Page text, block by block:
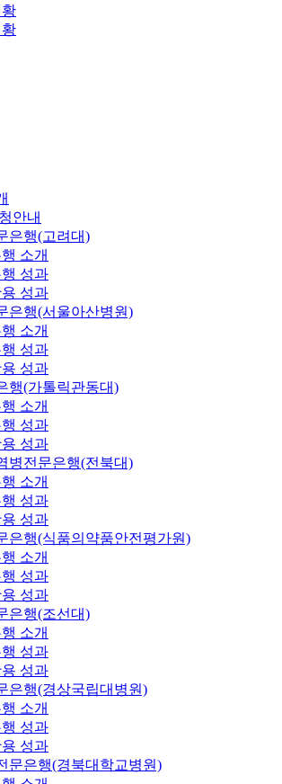
안내
은행(고려대)
소개
성과
성과
은행(서울아산병원)
소개
성과
성과
행(가톨릭관동대)
소개
성과
성과
병전문은행(전북대)
소개
성과
성과
은행(식품의약품안전평가원)
소개
성과
성과
은행(조선대)
소개
성과
성과
은행(경상국립대병원)
소개
성과
성과
문은행(경북대학교병원)